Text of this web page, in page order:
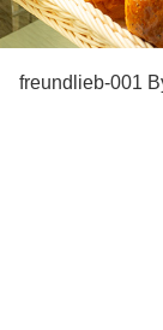
freundlieb-001